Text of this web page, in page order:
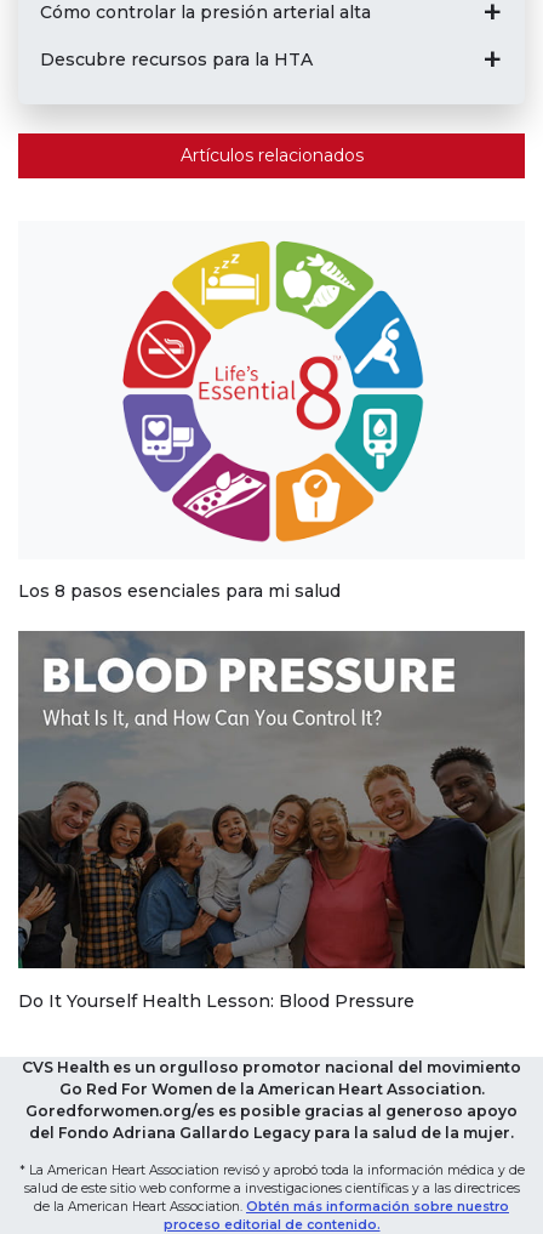
Cómo controlar la presión arterial alta
Descubre recursos para la HTA
Artículos relacionados
Los 8 pasos esenciales para mi salud
Do It Yourself Health Lesson: Blood Pressure
CVS Health es un orgulloso promotor nacional del movimiento
Go Red For Women de la American Heart Association.
Goredforwomen.org/es es posible gracias al generoso apoyo
del Fondo Adriana Gallardo Legacy para la salud de la mujer.
* La American Heart Association revisó y aprobó toda la información médica y de
salud de este sitio web conforme a investigaciones científicas y a las directrices
de la American Heart Association. Obtén más información sobre nuestro
proceso editorial de contenido.